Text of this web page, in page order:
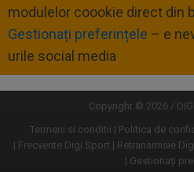
modulelor coookie direct din
Gestionați preferințele – e
urile social media
Copyright © 2026 /
Termeni si conditii
Politica de
Frecvente Digi Sport
Retransmisie
Gestionați